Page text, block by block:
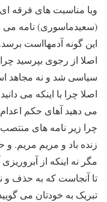
ویا مناسبت های فرقه
(سعیدماسوری) نامه می
این گونه آدمهااست برسد.
اصلا از رجوی بپرسید
سیاسی شد و نه مجاهد
اصلا چرا با اینکه می
می دهید آهای حکم
چرا زیر نامه های
زنده باد و مریم مریم.
مگر نه اینکه از
تا آنجاست که به حذف و
تبریک به خودتان می